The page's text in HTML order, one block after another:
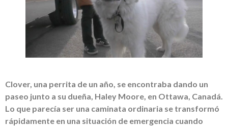
Clover, una perrita de un año, se encontraba dando un
paseo junto a su dueña, Haley Moore, en Ottawa, Canadá.
Lo que parecía ser una caminata ordinaria se transformó
rápidamente en una situación de emergencia cuando